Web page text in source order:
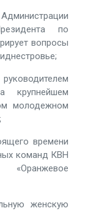
по
вопросы
крупнейшем
молодежном
времени
команд КВН
женскую